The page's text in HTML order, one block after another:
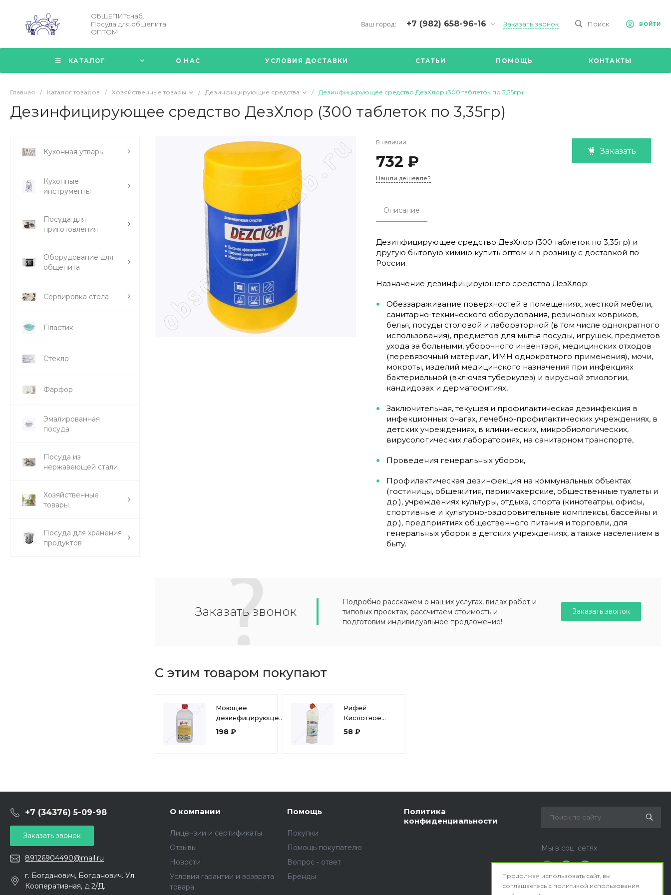
ОБЩЕПИТснаб.
Посуда для общепита
ОПТОМ
Ваш город: +7 (982) 658-96-16
+7 (34376) 5-09-98
г. Богданович,
Кооперативная, д 2/Д.
17.00
89126904490@mail.ru
Заказать звонок Поиск ВОЙТИ
КАТАЛОГ О НАС УСЛОВИЯ ДОСТАВКИ СТАТЬИ ПОМОЩЬ КОНТАКТЫ
Главная / Каталог товаров / Хозяйственные товары / Дезинфицирующие средства / Дезинфицирующее средство ДезХлор (300 таблеток по 3,35гр)
Дезинфицирующее средство ДезХлор (300 таблеток по 3,35гр)
Кухонная утварь
Кухонные
инструменты
Посуда для
приготовления
Оборудование для
общепита
Сервировка стола
Пластик
Стекло
Фарфор
Эмалированная
посуда
Посуда из
нержавеющей стали
Хозяйственные
товары
Посуда для хранения
продуктов
В наличии
732 ₽
Заказать
Нашли дешевле?
Описание
Дезинфицирующее средство ДезХлор (300 таблеток по 3,35гр) и
другую бытовую химию купить оптом и в розницу с доставкой по
России.
Назначение дезинфицирующего средства ДезХлор:
Обеззараживание поверхностей в помещениях, жесткой мебели,
санитарно-технического оборудования, резиновых ковриков,
белья, посуды столовой и лабораторной (в том числе однократного
использования), предметов для мытья посуды, игрушек, предметов
ухода за больными, уборочного инвентаря, медицинских отходов
(перевязочный материал, ИМН однократного применения), мочи,
мокроты, изделий медицинского назначения при инфекциях
бактериальной (включая туберкулез) и вирусной этиологии,
кандидозах и дерматофитиях,
Заключительная, текущая и профилактическая дезинфекция в
инфекционных очагах, лечебно-профилактических учреждениях, в
детских учреждениях, в клинических, микробиологических,
вирусологических лабораториях, на санитарном транспорте,
Проведения генеральных уборок,
Профилактическая дезинфекция на коммунальных объектах
(гостиницы, общежития, парикмахерские, общественные туалеты и
др.), учреждениях культуры, отдыха, спорта (кинотеатры, офисы,
спортивные и культурно-оздоровительные комплексы, бассейны и
др.), предприятиях общественного питания и торговли, для
генеральных уборок в детских учреждениях, а также населением в
быту.
Заказать звонок
Подробно расскажем о наших услугах, видах работ и
типовых проектах, рассчитаем стоимость и
подготовим индивидуальное предложение!
Заказать звонок
С этим товаром покупают
Моющее
дезинфицирующее
средство с
198 ₽
Рифей
Кислотное
средство для
58 ₽
+7 (34376) 5-09-98
Заказать звонок
89126904490@mail.ru
г. Богданович, Богданович. Ул.
Кооперативная, д 2/Д.
О компании
Лицензии и сертификаты
Отзывы
Новости
Условия гарантии и возврата
товара
Помощь
Покупки
Помощь покупателю
Вопрос - ответ
Бренды
Политика
конфиденциальности
Мы в соц. сетях
Продолжая использовать сайт, вы
соглашаетесь с политикой использования